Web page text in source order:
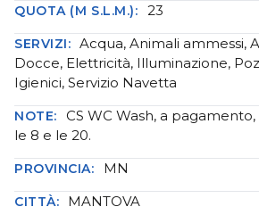
QUOTA (M S.L.M.): 23
SERVIZI: Acqua, Animali ammessi,
Docce, Elettricità, Illuminazione,
Igienici, Servizio Navetta
NOTE:
CS WC Wash, a
le 8 e le 20.
PROVINCIA: MN
CITTÀ: MANTOVA